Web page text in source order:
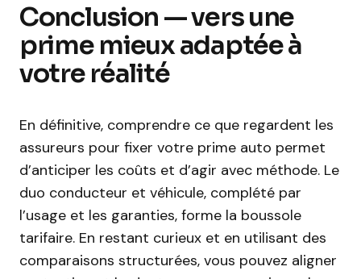
Conclusion — vers une
prime mieux adaptée à
votre réalité
En définitive, comprendre ce que regardent les
assureurs pour fixer votre prime auto permet
d’anticiper les coûts et d’agir avec méthode. Le
duo conducteur et véhicule, complété par
l’usage et les garanties, forme la boussole
tarifaire. En restant curieux et en utilisant des
comparaisons structurées, vous pouvez aligner